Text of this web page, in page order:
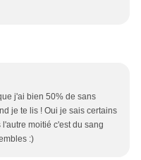
j'ai bien 50% de sans
je te lis ! Oui je sais certains
moitié c'est du sang
:)